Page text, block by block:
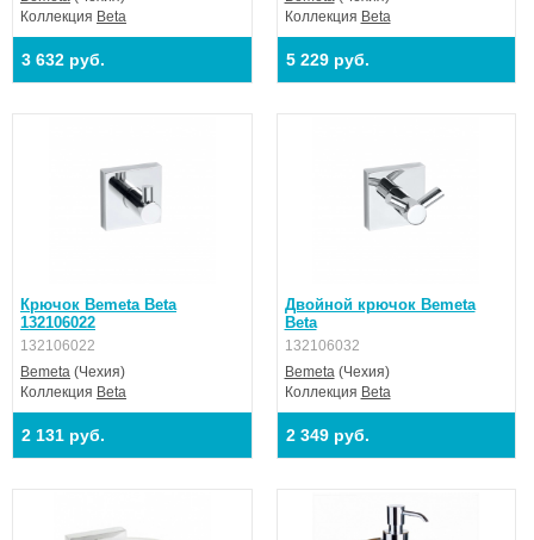
Коллекция Beta
3 632 руб.
Коллекция Beta
5 229 руб.
Крючок Bemeta Beta
132106022
132106022
Bemeta (Чехия)
Коллекция Beta
2 131 руб.
Двойной крючок Bemeta
Beta
132106032
Bemeta(Чехия)
Коллекция Beta
2 349 руб.